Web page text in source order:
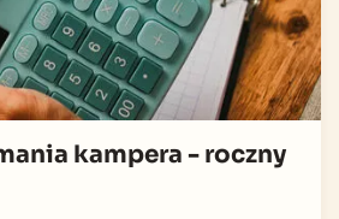
kampera - roczny